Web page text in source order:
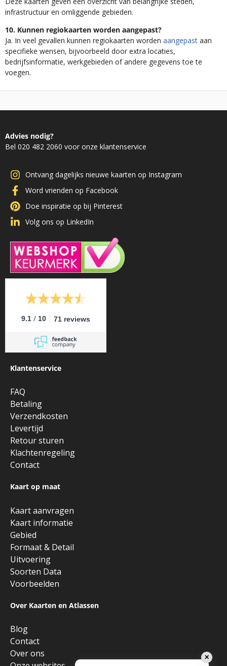
infrastructuur en omliggende gebieden.
10. Kunnen regiokaarten worden aangepast?
Ja. In veel gevallen kunnen regiokaarten worden aangepast aan
specifieke wensen, bijvoorbeeld door extra locaties,
bedrijfsinformatie, werkgebieden of andere gegevens toe te
voegen.
Advies nodig?
Bel 020 482 2060 voor onze klantenservice
Ontvang dagelijks nieuwe kaarten op Instagram
Word vrienden op Facebook
Doe inspiratie op bij Pinterest
Volg ons op LinkedIn
9.1 / 10 71 reviews
Klantenservice
FAQ
Betaling
Verzendkosten
Levertijd
Retour sturen
Klachtenregeling
Contact
Kaart op maat
Kaart aanvragen
Kaart informatie
Gebied
Formaat & Detail
Uitvoering
Soorten Data
Voorbeelden
Over Kaarten en Atlassen
Blog
Contact
Over ons
✕